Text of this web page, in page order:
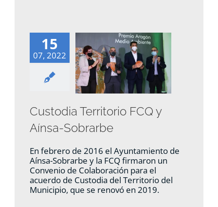
15
07, 2022
Custodia Territorio FCQ y
Aínsa-Sobrarbe
En febrero de 2016 el Ayuntamiento de
Aínsa-Sobrarbe y la FCQ firmaron un
Convenio de Colaboración para el
acuerdo de Custodia del Territorio del
Municipio, que se renovó en 2019.